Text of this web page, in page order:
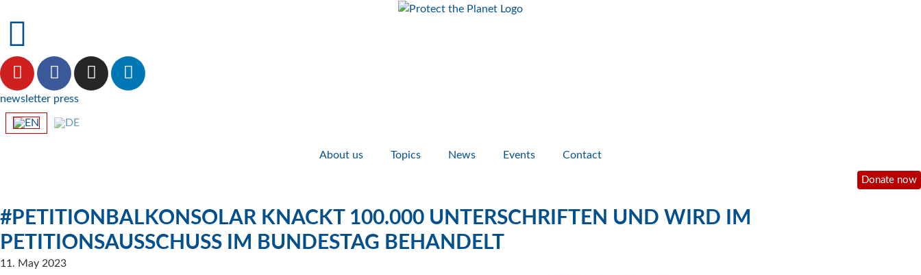
newsletter press
About us Topics News Events Contact
Donate now
#PETITIONBALKONSOLAR KNACKT 100.000 UNTERSCHRIFTEN UND WIRD IM
PETITIONSAUSSCHUSS IM BUNDESTAG BEHANDELT
11. May 2023